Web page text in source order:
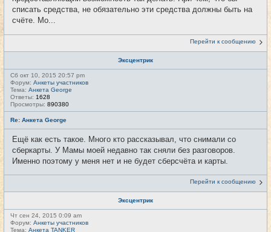
списать средства, не обязательно эти средства должны быть на
счёте. Мо...
Перейти к сообщению
Эксцентрик
Сб окт 10, 2015 20:57 pm
Форум: Анкеты участников
Тема: Анкета George
Ответы: 1628
Просмотры: 890380
Re: Анкета George
Ещё как есть такое. Много кто рассказывал, что снимали со
сберкарты. У Мамы моей недавно так сняли без разговоров.
Именно поэтому у меня нет и не будет сберсчёта и карты.
Перейти к сообщению
Эксцентрик
Чт сен 24, 2015 0:09 am
Форум: Анкеты участников
Тема: Анкета TANKER